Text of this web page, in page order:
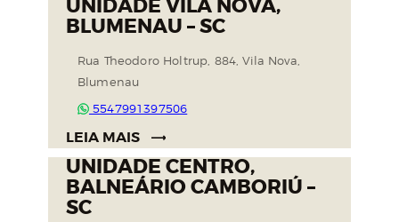
UNIDADE VILA NOVA,
BLUMENAU – SC
Rua Theodoro Holtrup, 884, Vila Nova,
Blumenau
5547991397506
LEIA MAIS
UNIDADE CENTRO,
BALNEÁRIO CAMBORIÚ –
SC